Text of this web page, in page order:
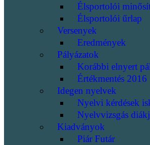
Élsportolói
Élsportolói űrlap
Versenyek
Eredmények
Pályázatok
Korábbi elnyert
Értékmentés 2016
Idegen nyelvek
Nyelvi kérdések
Nyelvvizsgás
Kiadványok
Piár Futár